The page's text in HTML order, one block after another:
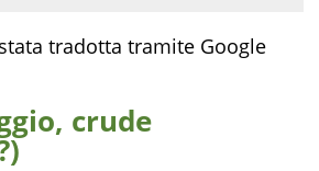
tradotta tramite Google
crude